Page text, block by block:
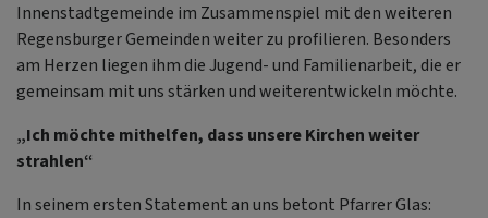
Innenstadtgemeinde im Zusammenspiel mit den weiteren
Regensburger Gemeinden weiter zu profilieren. Besonders
am Herzen liegen ihm die Jugend- und Familienarbeit, die er
gemeinsam mit uns stärken und weiterentwickeln möchte.
„Ich möchte mithelfen, dass unsere Kirchen weiter
strahlen“
In seinem ersten Statement an uns betont Pfarrer Glas: